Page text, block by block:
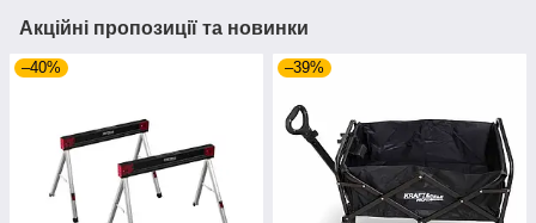
Акційні пропозиції та новинки
–40% –39%